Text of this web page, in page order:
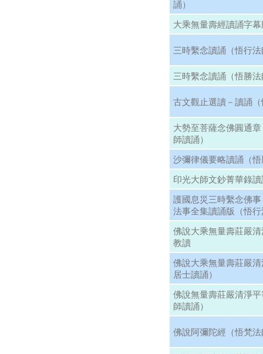
誦）
大乘無量壽經讀誦字
三時繫念讀誦（悟行
三時繫念讀誦（悟勝
古文觀止選讀－讀誦
大勢至菩薩念佛圓通
師讀誦）
沙彌律儀要略讀誦（
印光大師文鈔菁華錄
護國息災三時繫念佛
法事全集讀誦版（悟
佛說大乘無量壽莊嚴
教讀
佛說大乘無量壽莊嚴
居士讀誦）
佛說無量壽莊嚴清淨
師讀誦）
佛說阿彌陀經（悟梵